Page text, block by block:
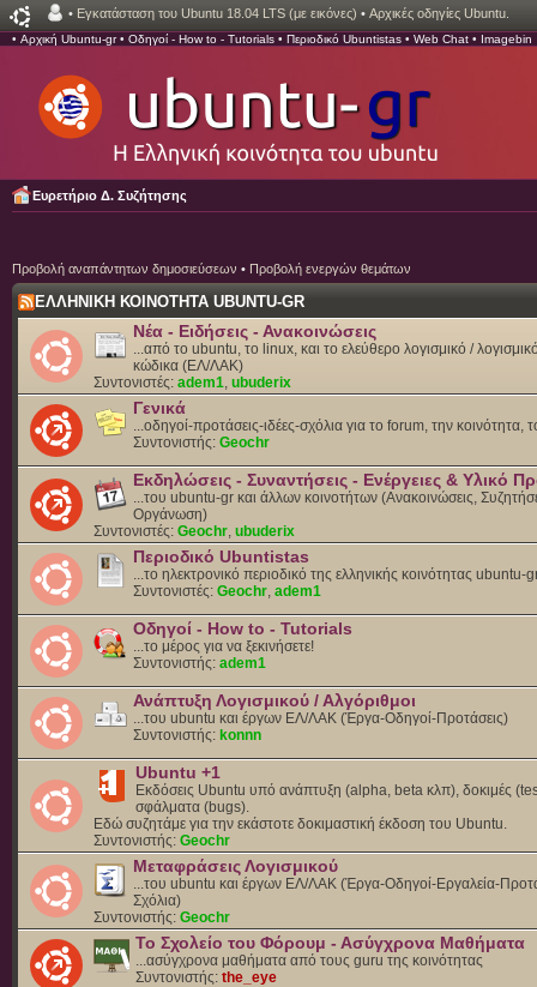
• Εγκατάσταση του Ubuntu 18.04 LTS (με εικόνες) • Αρχικές οδηγίες Ubuntu.
• Αρχική Ubuntu-gr• Οδηγοί - How to - Tutorials • Περιοδικό Ubuntistas • Web Chat • Imagebin
Ευρετήριο Δ. Συζήτησης
Προβολή αναπάντητων δημοσιεύσεων • Προβολή ενεργών θεμάτων
ΕΛΛΗΝΙΚΗ ΚΟΙΝΟΤΗΤΑ UBUNTU-GR
Νέα - Ειδήσεις - Ανακοινώσεις
...από το ubuntu, το linux, και το ελεύθερο λογισμικό /
κώδικα (ΕΛ/ΛΑΚ)
Συντονιστές: adem1 ubuderix
Γενικά
...οδηγοί-προτάσεις-ιδέες-σχόλια για το forum, την κοινότητα,
Συντονιστής: Geochr
Εκδηλώσεις - Συναντήσεις - Ενέργειες & Υλικό
...του ubuntu-gr και άλλων κοινοτήτων (Ανακοινώσεις,
Οργάνωση)
Συντονιστές: Geochr ubuderix
Περιοδικό Ubuntistas
...το ηλεκτρονικό περιοδικό της ελληνικής κοινότητας ubuntu-
Συντονιστές: Geochr adem1
Οδηγοί - How to - Tutorials
...το μέρος για να ξεκινήσετε!
Συντονιστής: adem1
Ανάπτυξη Λογισμικού / Αλγόριθμοι
...του ubuntu και έργων ΕΛ/ΛΑΚ (Έργα-Οδηγοί-Προτάσεις)
Συντονιστής: konnn
Ubuntu +1
Εκδόσεις Ubuntu υπό ανάπτυξη (alpha, beta κλπ), δοκιμές
σφάλματα (bugs).
Eδώ συζητάμε για την εκάστοτε δοκιμαστική έκδοση του Ubuntu.
Συντονιστής: Geochr
Μεταφράσεις Λογισμικού
...του ubuntu και έργων ΕΛ/ΛΑΚ (Έργα-Οδηγοί-Εργαλεία-
Σχόλια)
Συντονιστής: Geochr
Το Σχολείο του Φόρουμ - Ασύγχρονα Μαθήματα
...ασύγχρονα μαθήματα από τους guru της κοινότητας
Συντονιστής: the_eye